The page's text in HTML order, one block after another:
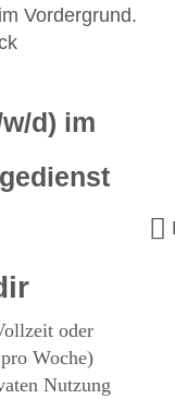
Vordergrund.
d) im
oder
Woche)
Nutzung